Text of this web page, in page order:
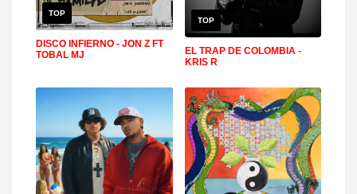
TOP
DISCO INFIERNO - JON Z FT
TOBAL MJ
TOP
EL TRAP DE COLOMBIA -
KRIS R